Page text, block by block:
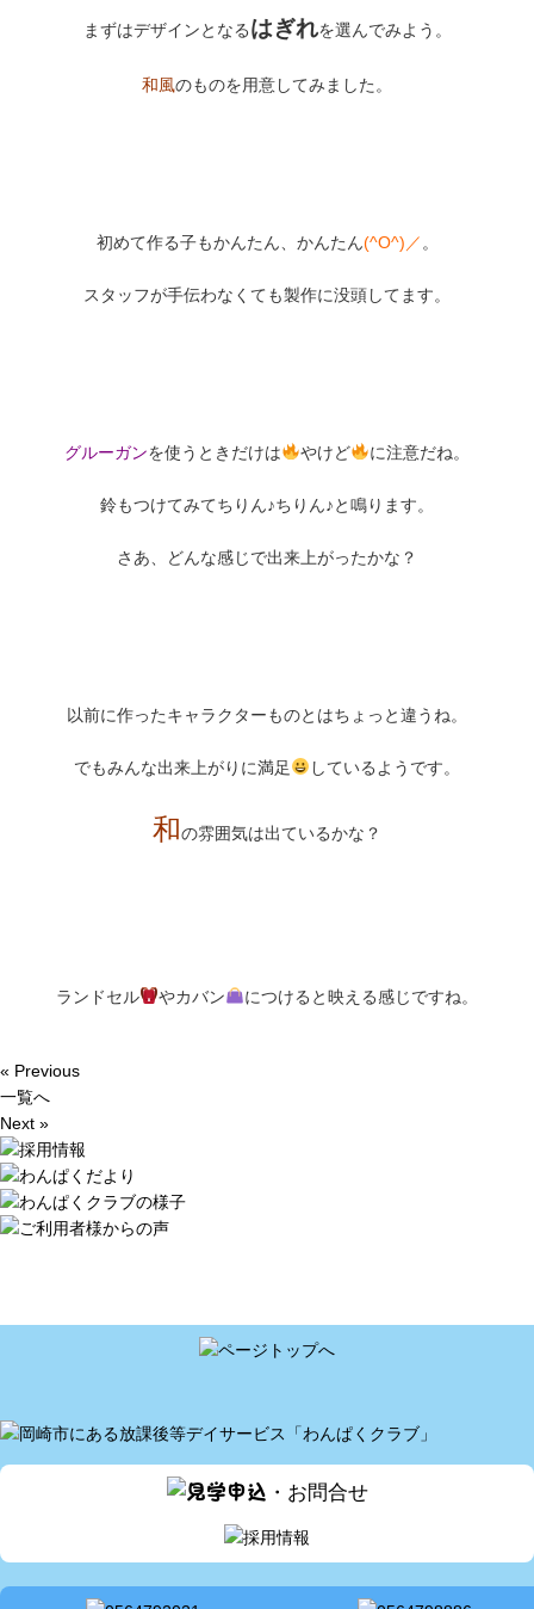
まずはデザインとなるはぎれを選んでみよう。
和風のものを用意してみました。
初めて作る子もかんたん、かんたん(^O^)／ 。
スタッフが手伝わなくても製作に没頭してます。
グルーガンを使うときだけは やけど に注意だね。
鈴もつけてみてちりん♪ちりん♪と鳴ります。
さあ、どんな感じで出来上がったかな？
以前に作ったキャラクターものとはちょっと違うね。
でもみんな出来上がりに満足 しているようです。
和の雰囲気は出ているかな？
ランドセル やカバン につけると映える感じですね。
« Previous
一覧へ
Next »